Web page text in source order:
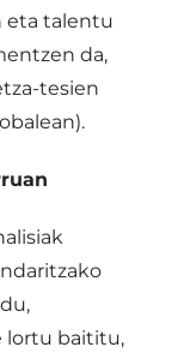
eta talentu
da,
tesien
lortu baititu,